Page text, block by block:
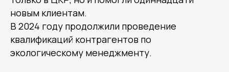
новым клиентам.
В 2024 году продолжили проведение
квалификаций контрагентов по
экологическому менеджменту.